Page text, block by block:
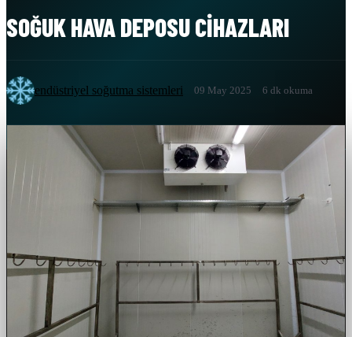
SOĞUK HAVA DEPOSU CIHAZLARI
endüstriyel soğutma sistemleri 09 May 2025 6 dk okuma